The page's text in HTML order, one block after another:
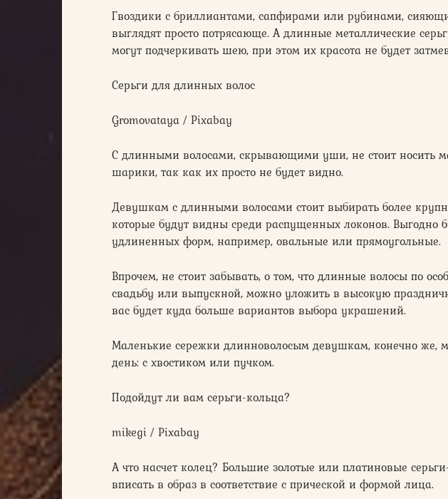
Гвоздики с бриллиантами, сапфирами или рубинами,
выглядят просто потрясающе. А длинные металлические
могут подчеркивать шею, при этом их красота не будет
Серьги для длинных волос
Gromovataya / Pixabay
С длинными волосами, скрывающими уши, не стоит носить
шарики, так как их просто не будет видно.
Девушкам с длинными волосами стоит выбирать более
которые будут видны среди распущенных локонов. Выгодно
удлиненных форм, например, овальные или прямоугольные.
Впрочем, не стоит забывать, о том, что длинные волосы по
свадьбу или выпускной, можно уложить в высокую
вас будет куда больше вариантов выбора украшений.
Маленькие сережки длинноволосым девушкам, конечно же,
день: с хвостиком или пучком.
Подойдут ли вам серьги-кольца?
mikegi / Pixabay
А что насчет колец? Большие золотые или платиновые
вписать в образ в соответствие с прической и формой лица.